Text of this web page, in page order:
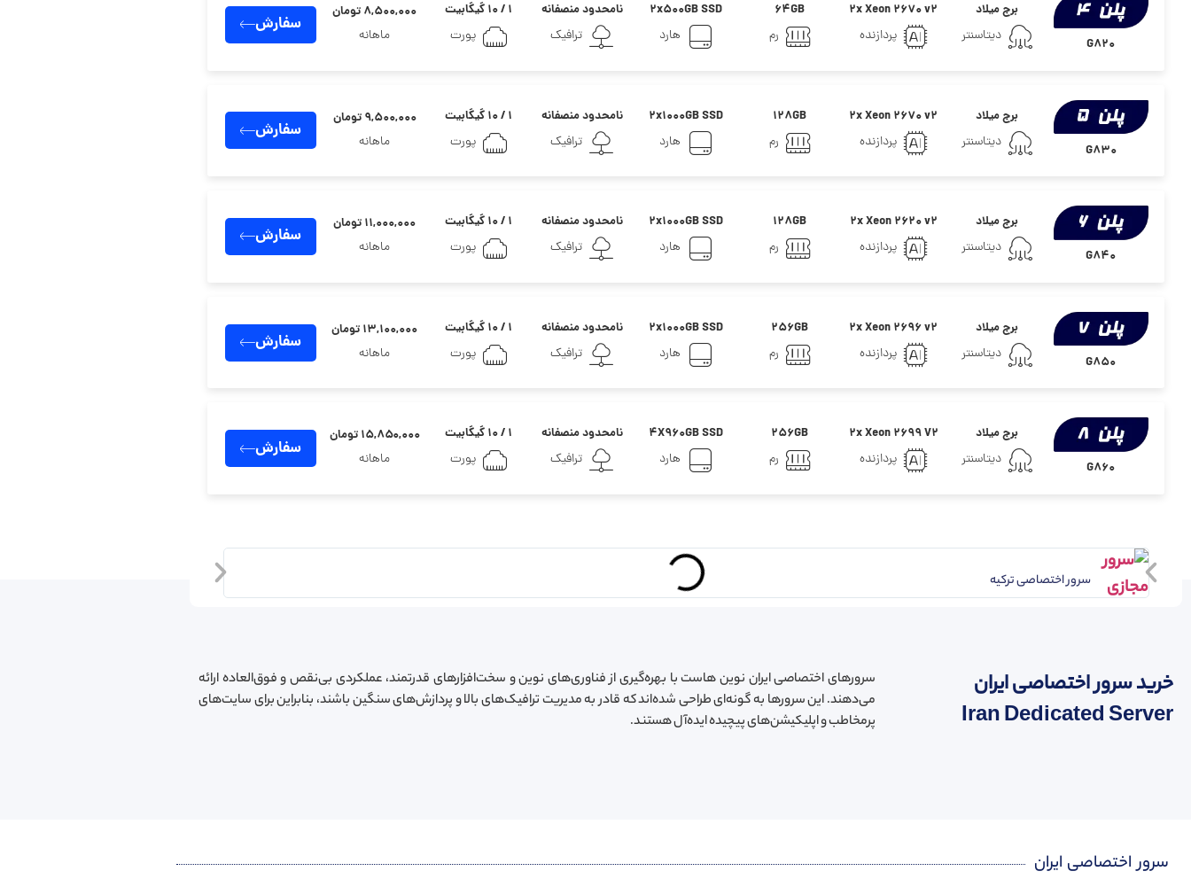
G820
برج میلاد
دیتاسنتر
2x Xeon 2670 v2
پردازنده
64GB
رم
2x500GB SSD
هارد
نامحدود منصفانه
ترافیک
۱ / ۱۰ گیگابیت
پورت
۸,۵۰۰,۰۰۰ تومان
ماهانه
سفارش
G830
برج میلاد
دیتاسنتر
2x Xeon 2670 v2
پردازنده
128GB
رم
2x1000GB SSD
هارد
نامحدود منصفانه
ترافیک
۱ / ۱۰ گیگابیت
پورت
۹,۵۰۰,۰۰۰ تومان
ماهانه
سفارش
G840
برج میلاد
دیتاسنتر
۲x Xeon 2620 v2
پردازنده
128GB
رم
2x1000GB SSD
هارد
نامحدود منصفانه
ترافیک
۱ / ۱۰ گیگابیت
پورت
۱۱,۰۰۰,۰۰۰ تومان
ماهانه
سفارش
G850
برج میلاد
دیتاسنتر
2x Xeon 2696 v2
پردازنده
256GB
رم
2x1000GB SSD
هارد
نامحدود منصفانه
ترافیک
۱ / ۱۰ گیگابیت
پورت
۱۳,۱۰۰,۰۰۰ تومان
ماهانه
سفارش
G860
برج میلاد
دیتاسنتر
2x Xeon 2699 V2
پردازنده
256GB
رم
4X960GB SSD
هارد
نامحدود منصفانه
ترافیک
۱ / ۱۰ گیگابیت
پورت
۱۵,۸۵۰,۰۰۰ تومان
ماهانه
سفارش
سرور اختصاصی ترکیه
خرید سرور اختصاصی ایران
Iran Dedicated Server
سرورهای اختصاصی ایران نوین هاست با بهره‌گیری از فناوری‌های نوین و سخت‌افزارهای قدرتمند، عملکردی بی‌نقص و فوق‌العاده ارائه
می‌دهند. این سرورها به گونه‌ای طراحی شده‌اند که قادر به مدیریت ترافیک‌های بالا و پردازش‌های سنگین باشند، بنابراین برای سایت‌های
پرمخاطب و اپلیکیشن‌های پیچیده ایده‌آل هستند.
سرور اختصاصی ایران